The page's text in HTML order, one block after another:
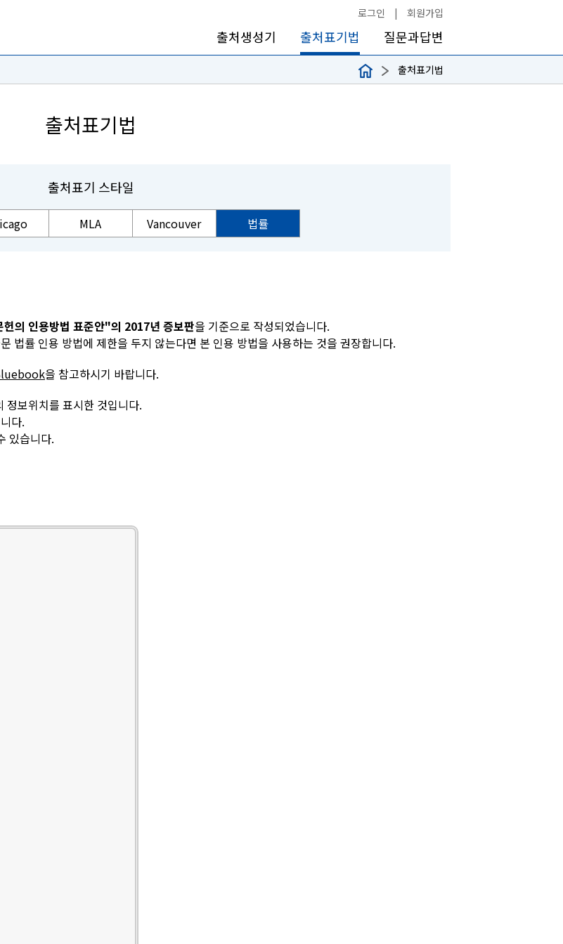
로그인 | 회원가입
출처생성기 출처표기법 질문과답변
출처표기법
출처표기법
출처표기 스타일
MLA Vancouver 법률
의 인용방법 표준안"의 2017년 증보판을 기준으로 작성되었습니다.
법률 인용 방법에 제한을 두지 않는다면 본 인용 방법을 사용하는 것을 권장합니다.
을 참고하시기 바랍니다.
정보위치를 표시한 것입니다.
다.
있습니다.